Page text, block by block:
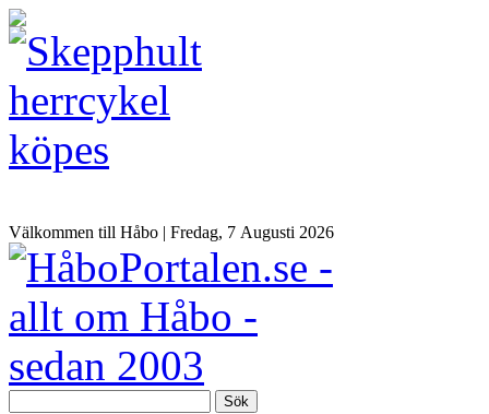
Välkommen till Håbo | Fredag, 7 Αugusti 2026
Sök